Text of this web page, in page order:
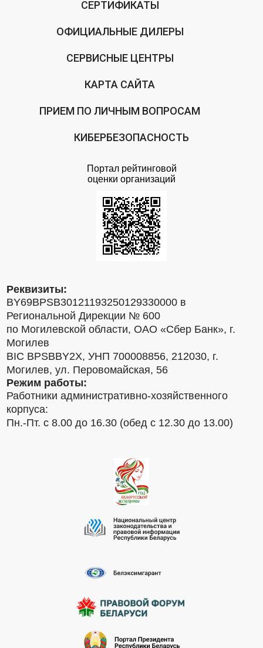
СЕРТИФИКАТЫ
ОФИЦИАЛЬНЫЕ ДИЛЕРЫ
СЕРВИСНЫЕ ЦЕНТРЫ
КАРТА САЙТА
ПРИЕМ ПО ЛИЧНЫМ ВОПРОСАМ
КИБЕРБЕЗОПАСНОСТЬ
Портал рейтинговой
оценки организаций
Реквизиты:
BY69BPSB30121193250129330000 в
Региональной Дирекции № 600
по Могилевской области, ОАО «Сбер Банк», г.
Могилев
BIC BPSBBY2X, УНП 700008856, 212030, г.
Могилев, ул. Перовомайская, 56
Режим работы:
Работники административно-хозяйственного
корпуса:
Пн.-Пт. с 8.00 до 16.30 (обед с 12.30 до 13.00)